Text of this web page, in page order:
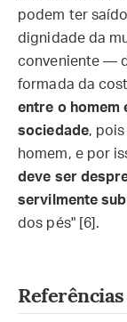
podem ter
dignidade da
conveniente —
formada da
entre o homem
sociedade, pois
homem, e por
deve ser
servilmente
dos pés" [6].
Referências